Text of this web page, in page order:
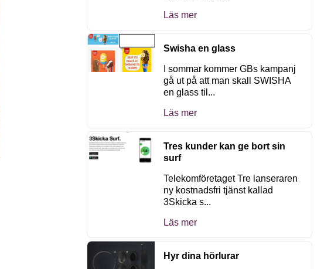
Läs mer
Swisha en glass
I sommar kommer GBs kampanj
gå ut på att man skall SWISHA
en glass til...
Läs mer
Tres kunder kan ge bort sin
surf
Telekomföretaget Tre lanseraren
ny kostnadsfri tjänst kallad
3Skicka s...
Läs mer
Hyr dina hörlurar